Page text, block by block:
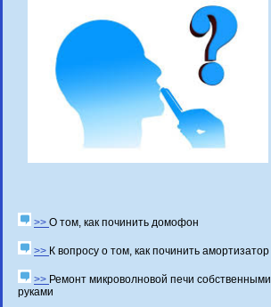
>> О том, как починить домофон
>> К вопросу о том, как починить амортизатор
>> Ремонт микроволновой печи собственными
руками